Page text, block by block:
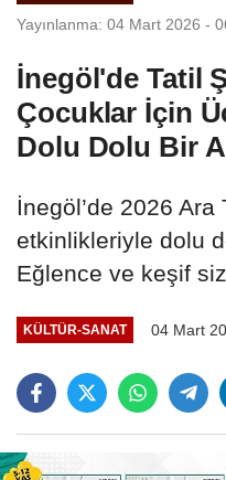
Yayınlanma: 04 Mart 2026 -
İnegöl'de Tatil
Çocuklar İçin
Dolu Dolu Bir
İnegöl’de 2026
etkinlikleriyle dolu
Eğlence ve keşif
KÜLTÜR-SANAT 04 Mart